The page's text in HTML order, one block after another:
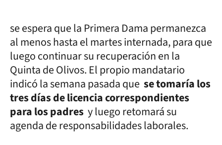
se espera que la Primera Dama permanezca
al menos hasta el martes internada, para que
luego continuar su recuperación en la
Quinta de Olivos. El propio mandatario
indicó la semana pasada que se tomaría los
tres días de licencia correspondientes
para los padres y luego retomará su
agenda de responsabilidades laborales.